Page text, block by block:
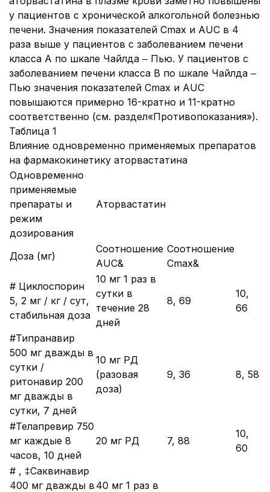
у пациентов с хронической алкогольной болезнью
печени. Значения показателей Cmax и AUC в 4
раза выше у пациентов с заболеванием печени
класса А по шкале Чайлда ‒ Пью. У пациентов с
заболеванием печени класса В по шкале Чайлда ‒
Пью значения показателей Cmax и AUC
повышаются примерно 16-кратно и 11-кратно
соответственно (см. раздел«Противопоказания»).
Таблица 1
Влияние одновременно применяемых препаратов
на фармакокинетику аторвастатина
Одновременно
применяемые
препараты и
режим
дозирования
Аторвастатин
Доза (мг)
Соотношение
AUC&
Соотношение
Cmax&
# Циклоспорин
5, 2 мг / кг / сут,
стабильная доза
10 мг 1 раз в
сутки в
течение 28
дней
8, 69
10,
66
#Типранавир
500 мг дважды в
сутки /
ритонавир 200
мг дважды в
сутки, 7 дней
10 мг РД
(разовая
доза)
9, 36 8, 58
#Телапревир 750
мг каждые 8
часов, 10 дней
20 мг РД 7, 88
10,
60
# , ‡Саквинавир
400 мг дважды в 40 мг 1 раз в